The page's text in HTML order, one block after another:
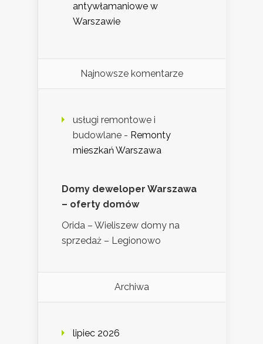
antywłamaniowe w
Warszawie
Najnowsze komentarze
usługi remontowe i
budowlane - Remonty
mieszkań Warszawa
Domy deweloper Warszawa
– oferty domów
Orida – Wieliszew domy na
sprzedaż – Legionowo
Archiwa
lipiec 2026